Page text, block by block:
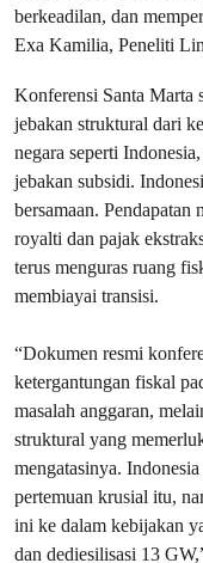
berkeadilan, dan
Exa Kamilia, Peneliti
Konferensi Santa Marta
jebakan struktural dari
negara seperti
jebakan subsidi.
bersamaan. Pendapatan
royalti dan pajak
terus menguras ruang
membiayai transisi.
“Dokumen resmi
ketergantungan fiskal
masalah anggaran,
struktural yang
mengatasinya.
pertemuan krusial itu,
ini ke dalam kebijakan
dan dediesilisasi 13